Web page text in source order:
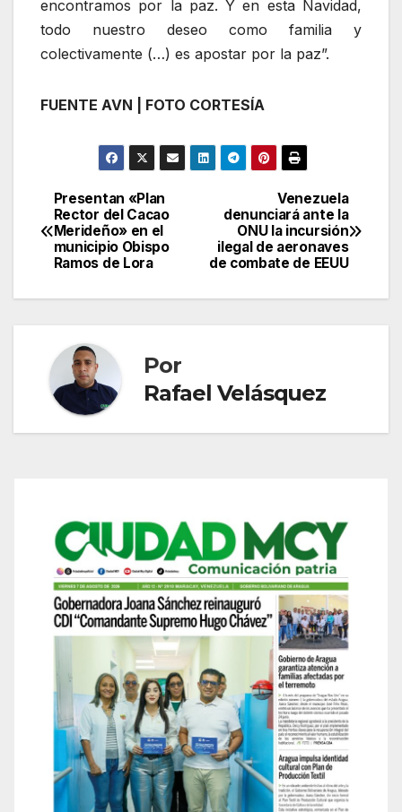
encontramos por la paz. Y en esta Navidad,
todo nuestro deseo como familia y
colectivamente (…) es apostar por la paz”.
FUENTE AVN | FOTO CORTESÍA
Navegación
de
Venezuela
denunciará ante la
ONU la incursión
ilegal de aeronaves
de combate de EEUU
Presentan «Plan
Rector del Cacao
Merideño» en el
municipio Obispo
Ramos de Lora
Por
Rafael Velásquez